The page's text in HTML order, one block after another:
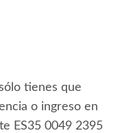
tienes que
o ingreso en
ES35 0049 2395